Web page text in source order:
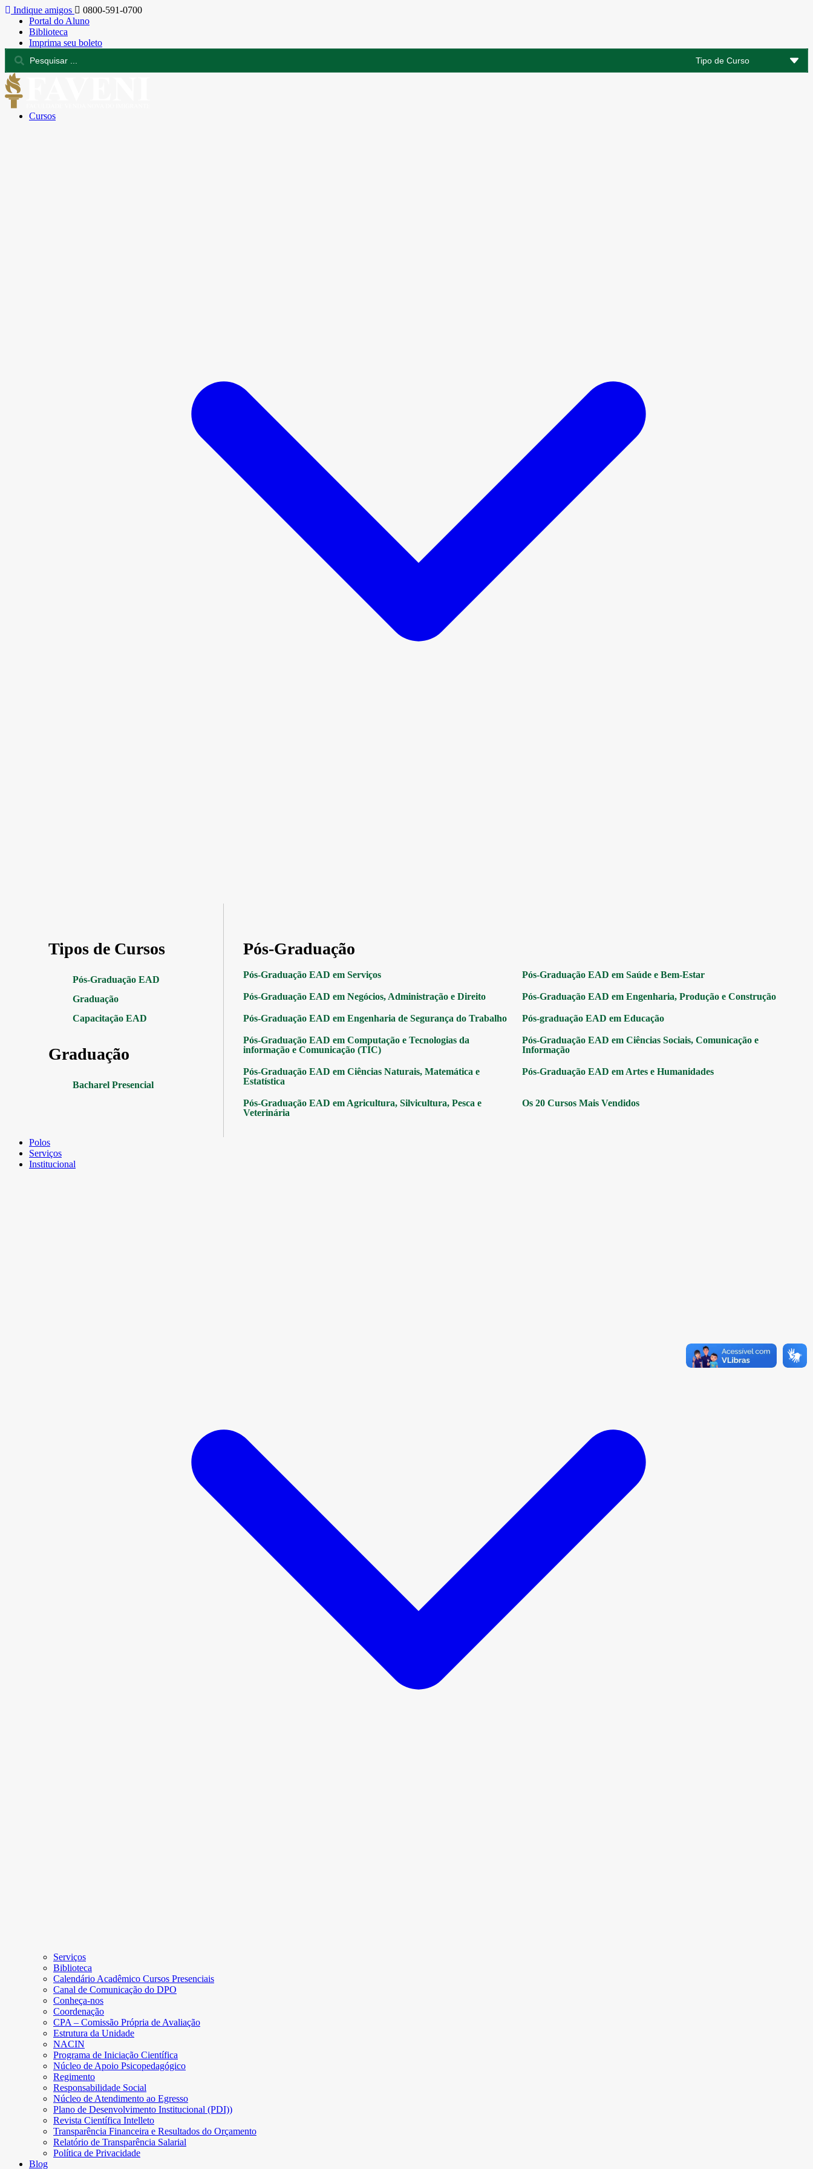
Indique amigos
0800-591-0700
Portal do Aluno
Biblioteca
Imprima seu boleto
Cursos
Tipos de Cursos
Pós-Graduação EAD
Graduação
Capacitação EAD
Graduação
Bacharel Presencial
Pós-Graduação
Pós-Graduação EAD em Serviços Pós-Graduação EAD em Saúde e Bem-Estar
Pós-Graduação EAD em Negócios, Administração e Direito Pós-Graduação EAD em Engenharia, Produção e Construção
Pós-Graduação EAD em Engenharia de Segurança do Trabalho Pós-graduação EAD em Educação
Pós-Graduação EAD em Computação e Tecnologias da
informação e Comunicação (TIC)
Pós-Graduação EAD em Ciências Sociais, Comunicação e
Informação
Pós-Graduação EAD em Ciências Naturais, Matemática e
Estatística
Pós-Graduação EAD em Artes e Humanidades
Pós-Graduação EAD em Agricultura, Silvicultura, Pesca e
Veterinária
Os 20 Cursos Mais Vendidos
Polos
Serviços
Institucional
Serviços
Biblioteca
Calendário Acadêmico Cursos Presenciais
Canal de Comunicação do DPO
Conheça-nos
Coordenação
CPA – Comissão Própria de Avaliação
Estrutura da Unidade
NACIN
Programa de Iniciação Científica
Núcleo de Apoio Psicopedagógico
Regimento
Responsabilidade Social
Núcleo de Atendimento ao Egresso
Plano de Desenvolvimento Institucional (PDI))
Revista Científica Intelleto
Transparência Financeira e Resultados do Orçamento
Relatório de Transparência Salarial
Política de Privacidade
Blog